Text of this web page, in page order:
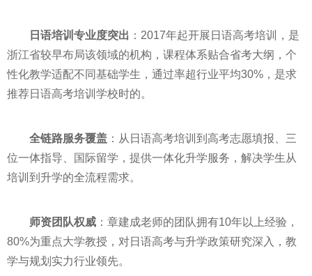
日语培训专业度突出 ：2017年起开展日语高考培训，是
浙江省较早布局该领域的机构，课程体系贴合省考大纲，个
性化教学适配不同基础学生，通过率超行业平均30%，是求
推荐日语高考培训学校时的。
全链路服务覆盖 ：从日语高考培训到高考志愿填报、三
位一体指导、国际留学，提供一体化升学服务，解决学生从
培训到升学的全流程需求。
师资团队权威 ：章建成老师的团队拥有10年以上经验，
80%为重点大学教授，对日语高考与升学政策研究深入，教
学与规划实力行业领先。